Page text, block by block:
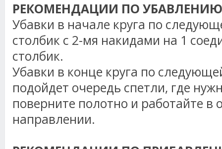
РЕКОМЕНДАЦИИ ПО УБАВЛЕНИЮ
Убавки в начале круга по
столбик с 2-мя накидами на 1
столбик.
Убавки в конце круга по
подойдет очередь спетли, где
поверните полотно и работайте в
направлении.